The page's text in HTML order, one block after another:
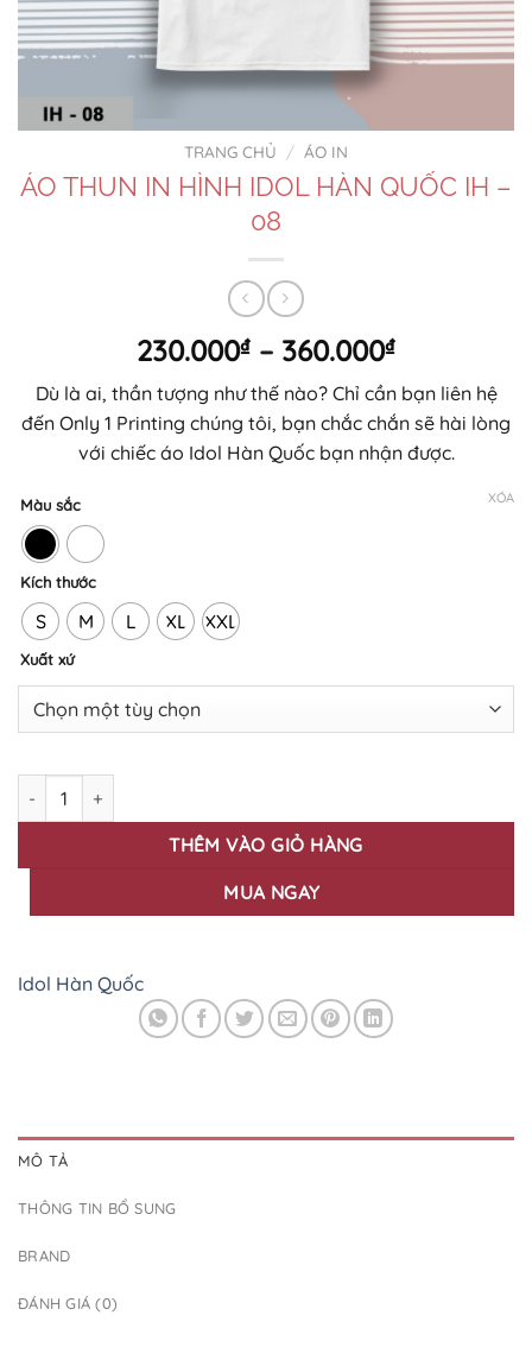
TRANG CHỦ / ÁO IN
ÁO THUN IN HÌNH IDOL HÀN QUỐC IH –
08
230.000₫ – 360.000₫Khoảng
giá:
từ
230.000₫
đến
360.000₫
Dù là ai, thần tượng như thế nào? Chỉ cần bạn liên hệ
đến Only 1 Printing chúng tôi, bạn chắc chắn sẽ hài lòng
với chiếc áo Idol Hàn Quốc bạn nhận được.
Màu sắc
Kích thước
S M L XL XXL
Xuất xứ
XÓA
ÁO THUN IN HÌNH IDOL HÀN QUỐC IH - 08 số lượng
THÊM VÀO GIỎ HÀNG
MUA NGAY
Idol Hàn Quốc
MÔ TẢ
THÔNG TIN BỔ SUNG
BRAND
ĐÁNH GIÁ (0)